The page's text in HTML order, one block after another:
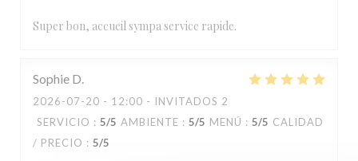
Super bon, accueil sympa service rapide.
Sophie D
2026-07-20 - 12:00 - INVITADOS 2
SERVICIO : 5/5 AMBIENTE : 5/5 MENÚ : 5/5 CALIDAD
/ PRECIO : 5/5